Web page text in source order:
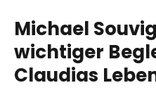
Michael
wichtiger
Claudias